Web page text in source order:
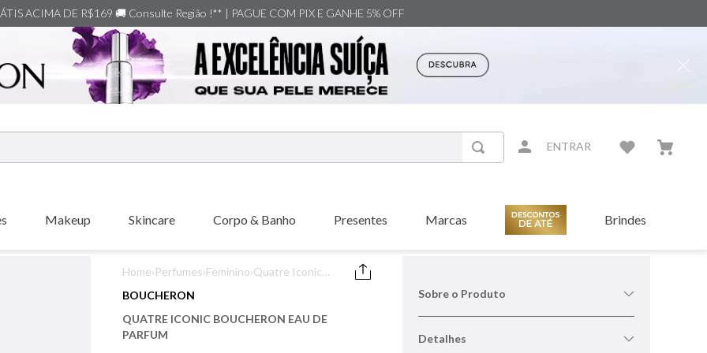
ACIMA DE R$169 🚚 Consulte Região !** | PAGUE COM PIX E GANHE 5% OFF
ENTRAR
Makeup Skincare Corpo & Banho Presentes Marcas Brindes
Home›Perfumes›Feminino›Quatre Iconic
BOUCHERON
QUATRE ICONIC BOUCHERON EAU DE
PARFUM
Sobre o Produto
Detalhes